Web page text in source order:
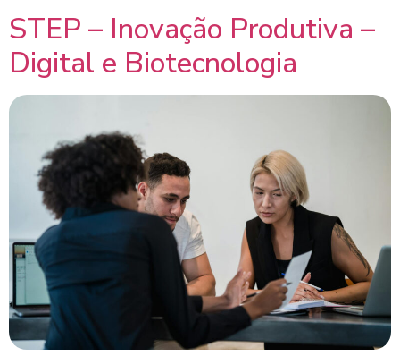
STEP – Inovação Produtiva –
Digital e Biotecnologia